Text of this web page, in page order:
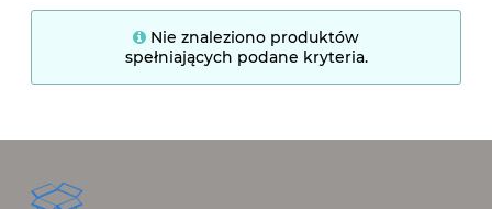
Nie znaleziono produktów
spełniających podane kryteria.